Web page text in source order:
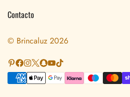
Envíos y Devoluciones
Aviso Legal
Política de privacidad
Contacto
Contacto
© Brincaluz 2026